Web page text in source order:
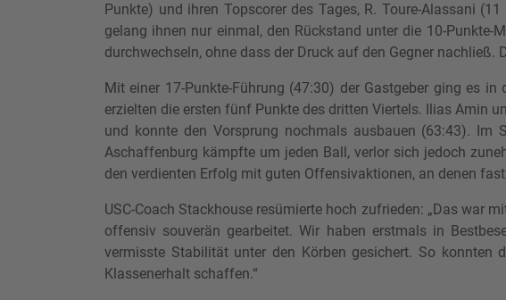
Punkte) und ihren Topscorer des Tages, R. Toure-Alassani
gelang ihnen nur einmal, den Rückstand unter die 10-
durchwechseln, ohne dass der Druck auf den Gegner nachließ.
Mit einer 17-Punkte-Führung (47:30) der Gastgeber ging es
erzielten die ersten fünf Punkte des dritten Viertels. Ilias Amin
und konnte den Vorsprung nochmals ausbauen (63:43).
Aschaffenburg kämpfte um jeden Ball, verlor sich jedoch
den verdienten Erfolg mit guten Offensivaktionen, an denen
USC-Coach Stackhouse resümierte hoch zufrieden: „Das war
offensiv souverän gearbeitet. Wir haben erstmals in
vermisste Stabilität unter den Körben gesichert. So konnten
Klassenerhalt schaffen.“